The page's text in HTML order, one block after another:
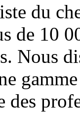
du
de 10
Nous
des